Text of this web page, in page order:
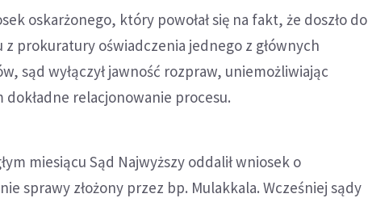
oskarżonego, który powołał się na fakt, że doszło do
z prokuratury oświadczenia jednego z głównych
sąd wyłączył jawność rozpraw, uniemożliwiając
dokładne relacjonowanie procesu.
miesiącu Sąd Najwyższy oddalił wniosek o
sprawy złożony przez bp. Mulakkala. Wcześniej sądy